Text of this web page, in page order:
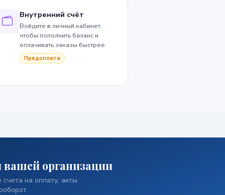
Внутренний счёт
Войдите в личный кабинет,
чтобы пополнить баланс и
оплачивать заказы быстрее.
Предоплата
организации
на оплату, акты